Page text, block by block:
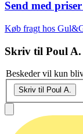
Send med
Køb fragt hos
Skriv til Poul A.
Beskeder vil kun
Skriv til Poul A.